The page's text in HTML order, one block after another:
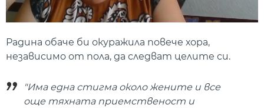
Радина обаче би окуражила повече хора,
независимо от пола, да следват целите си.
"Има една стигма около жените и все
още тяхната приемственост и